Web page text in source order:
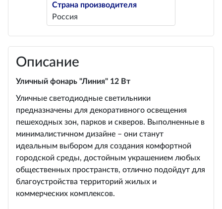
Страна производителя
Россия
Описание
Уличный фонарь "Линия" 12 Вт
Уличные светодиодные светильники
предназначены для декоративного освещения
пешеходных зон, парков и скверов. Выполненные в
минималистичном дизайне – они станут
идеальным выбором для создания комфортной
городской среды, достойным украшением любых
общественных пространств, отлично подойдут для
благоустройства территорий жилых и
коммерческих комплексов.